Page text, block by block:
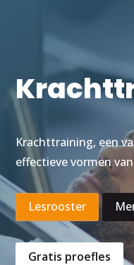
Krachttraining, een
effectieve vormen
Lesrooster
Gratis proefles